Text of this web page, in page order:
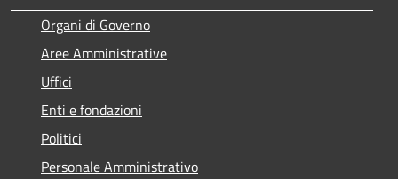
Organi di Governo
Aree Amministrative
Uffici
Enti e fondazioni
Politici
Personale Amministrativo